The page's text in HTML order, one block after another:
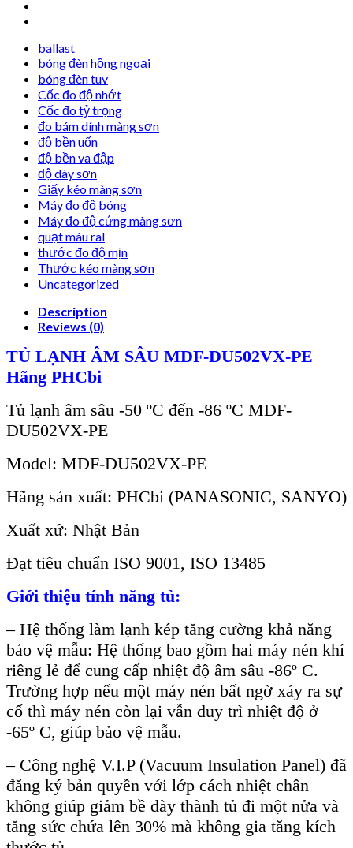
ballast
bóng đèn hồng ngoại
bóng đèn tuv
Cốc đo độ nhớt
Cốc đo tỷ trọng
đo bám dính màng sơn
độ bền uốn
độ bền va đập
độ dày sơn
Giấy kéo màng sơn
Máy đo độ bóng
Máy đo độ cứng màng sơn
quạt màu ral
thước đo độ mịn
Thước kéo màng sơn
Uncategorized
Description
Reviews (0)
TỦ LẠNH ÂM SÂU MDF-DU502VX-PE
Hãng PHCbi
Tủ lạnh âm sâu -50 ºC đến -86 ºC MDF-
DU502VX-PE
Model: MDF-DU502VX-PE
Hãng sản xuất: PHCbi (PANASONIC, SANYO)
Xuất xứ: Nhật Bản
Đạt tiêu chuẩn ISO 9001, ISO 13485
Giới thiệu tính năng tủ:
– Hệ thống làm lạnh kép tăng cường khả năng
bảo vệ mẫu: Hệ thống bao gồm hai máy nén khí
riêng lẻ để cung cấp nhiệt độ âm sâu -86º C.
Trường hợp nếu một máy nén bất ngờ xảy ra sự
cố thì máy nén còn lại vẫn duy trì nhiệt độ ở
-65º C, giúp bảo vệ mẫu.
– Công nghệ V.I.P (Vacuum Insulation Panel) đã
đăng ký bản quyền với lớp cách nhiệt chân
không giúp giảm bề dày thành tủ đi một nửa và
tăng sức chứa lên 30% mà không gia tăng kích